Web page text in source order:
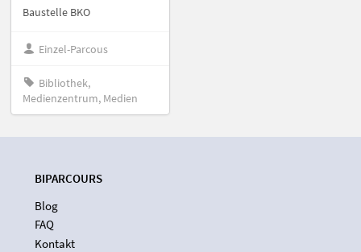
Baustelle BKO
Einzel-Parcous
Bibliothek,
Medienzentrum, Medien
BIPARCOURS
Blog
FAQ
Kontakt